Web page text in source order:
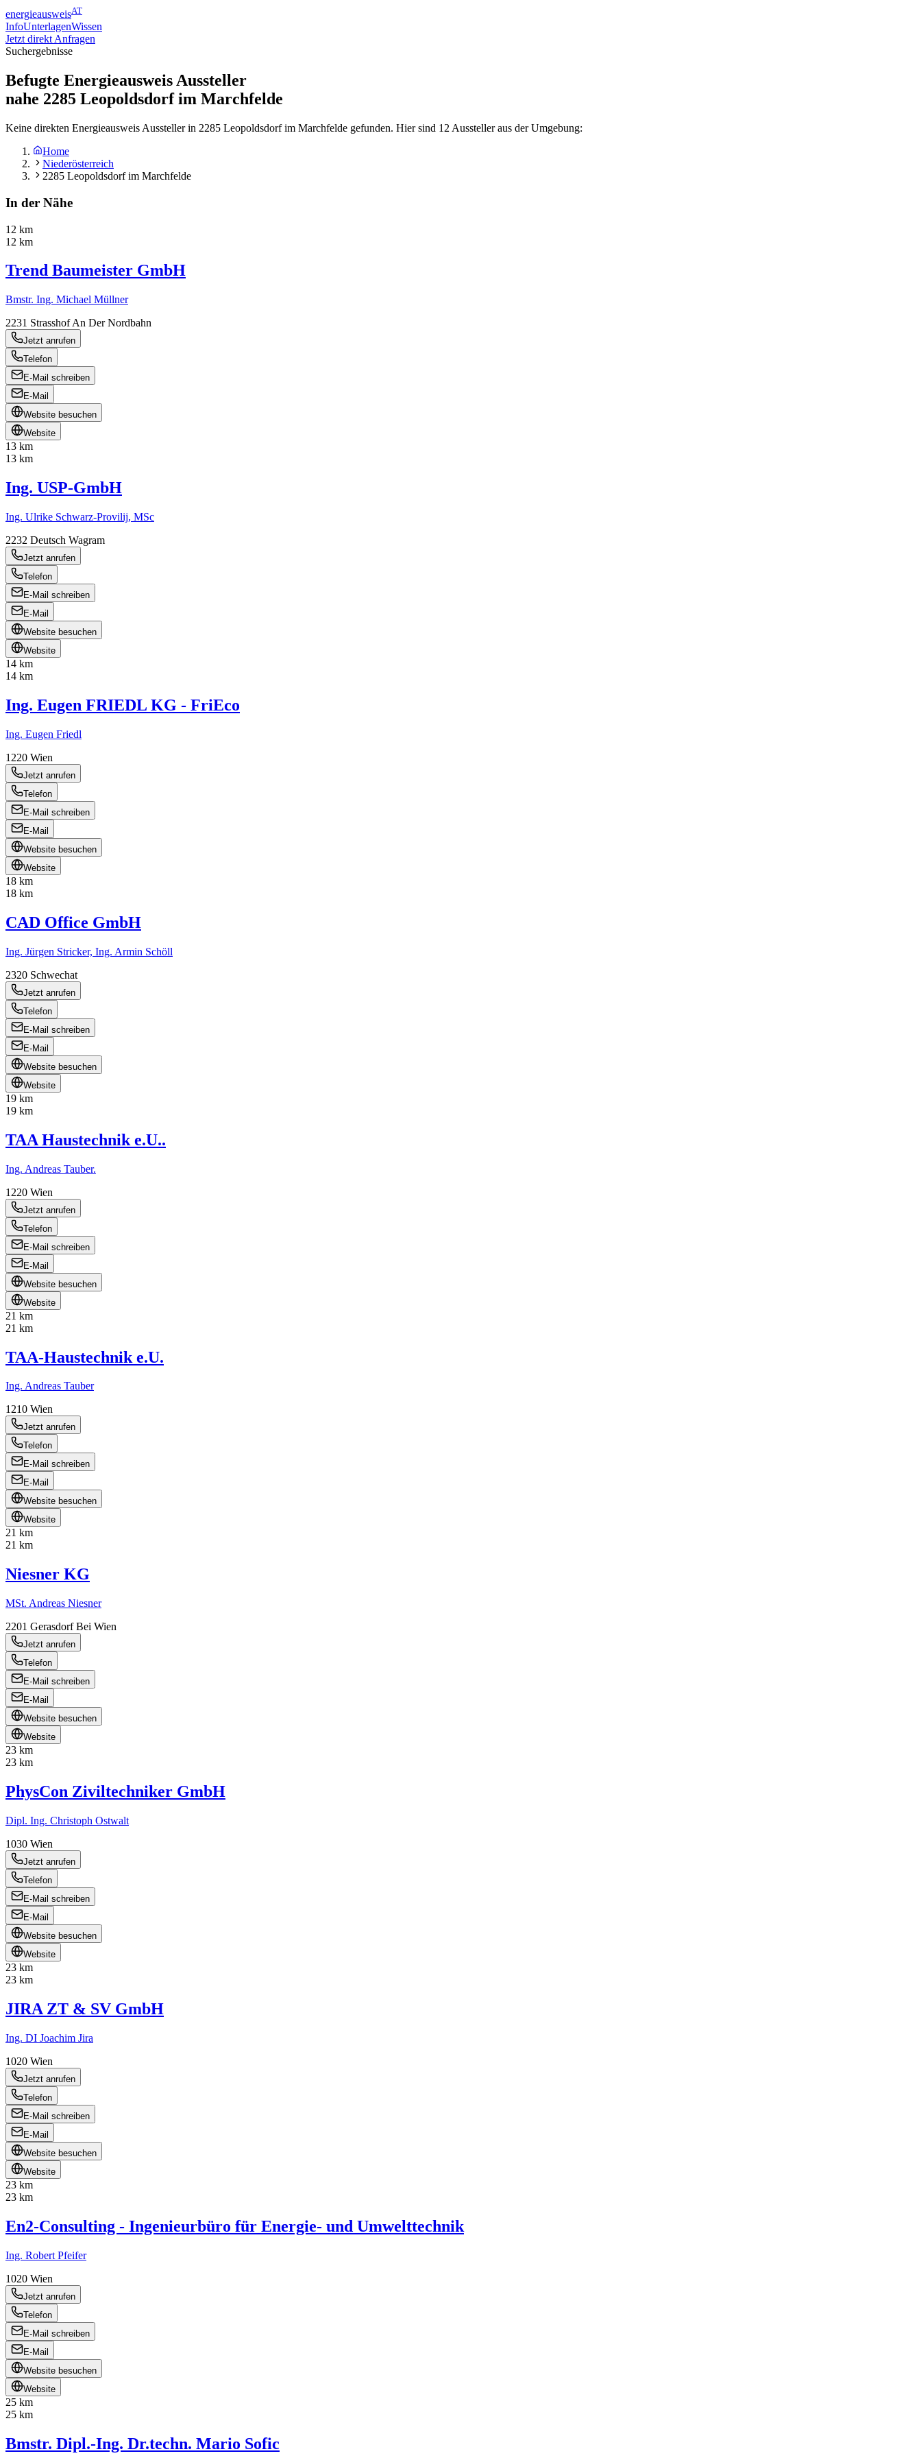
energieausweisAT
InfoUnterlagenWissen
Jetzt direkt Anfragen
Suchergebnisse
Befugte Energieausweis Aussteller
nahe 2285 Leopoldsdorf im Marchfelde
Keine direkten Energieausweis Aussteller in 2285 Leopoldsdorf im Marchfelde gefunden. Hier sind 12 Aussteller aus der Umgebung:
Home
Niederösterreich
2285 Leopoldsdorf im Marchfelde
In der Nähe
12 km
12 km
Trend Baumeister GmbH
Bmstr. Ing. Michael Müllner
2231 Strasshof An Der Nordbahn
Jetzt anrufen
Telefon
E-Mail schreiben
E-Mail
Website besuchen
Website
13 km
13 km
Ing. USP-GmbH
Ing. Ulrike Schwarz-Provilij, MSc
2232 Deutsch Wagram
Jetzt anrufen
Telefon
E-Mail schreiben
E-Mail
Website besuchen
Website
14 km
14 km
Ing. Eugen FRIEDL KG - FriEco
Ing. Eugen Friedl
1220 Wien
Jetzt anrufen
Telefon
E-Mail schreiben
E-Mail
Website besuchen
Website
18 km
18 km
CAD Office GmbH
Ing. Jürgen Stricker, Ing. Armin Schöll
2320 Schwechat
Jetzt anrufen
Telefon
E-Mail schreiben
E-Mail
Website besuchen
Website
19 km
19 km
TAA Haustechnik e.U..
Ing. Andreas Tauber.
1220 Wien
Jetzt anrufen
Telefon
E-Mail schreiben
E-Mail
Website besuchen
Website
21 km
21 km
TAA-Haustechnik e.U.
Ing. Andreas Tauber
1210 Wien
Jetzt anrufen
Telefon
E-Mail schreiben
E-Mail
Website besuchen
Website
21 km
21 km
Niesner KG
MSt. Andreas Niesner
2201 Gerasdorf Bei Wien
Jetzt anrufen
Telefon
E-Mail schreiben
E-Mail
Website besuchen
Website
23 km
23 km
PhysCon Ziviltechniker GmbH
Dipl. Ing. Christoph Ostwalt
1030 Wien
Jetzt anrufen
Telefon
E-Mail schreiben
E-Mail
Website besuchen
Website
23 km
23 km
JIRA ZT & SV GmbH
Ing. DI Joachim Jira
1020 Wien
Jetzt anrufen
Telefon
E-Mail schreiben
E-Mail
Website besuchen
Website
23 km
23 km
En2-Consulting - Ingenieurbüro für Energie- und Umwelttechnik
Ing. Robert Pfeifer
1020 Wien
Jetzt anrufen
Telefon
E-Mail schreiben
E-Mail
Website besuchen
Website
25 km
25 km
Bmstr. Dipl.-Ing. Dr.techn. Mario Sofic